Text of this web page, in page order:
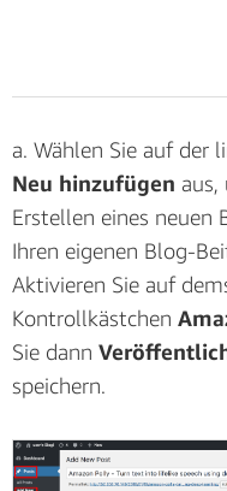
Datei
Änderungen
speichern.
a. Wählen Sie auf der
Neu hinzufügen aus,
Erstellen eines neuen
Ihren eigenen Blog-
Aktivieren Sie auf
Kontrollkästchen
Sie dann
speichern.